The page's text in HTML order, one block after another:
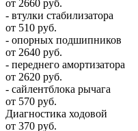
от 2660 руб.
- втулки стабилизатора
от 510 руб.
- опорных подшипников
от 2640 руб.
- переднего амортизатора
от 2620 руб.
- сайлентблока рычага
от 570 руб.
Диагностика ходовой
от 370 руб.